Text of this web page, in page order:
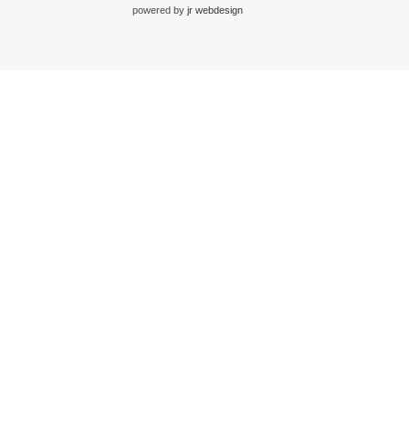
powered by jr webdesign